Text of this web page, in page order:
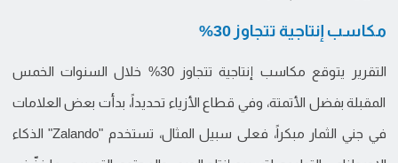
مكاسب إنتاجية تتجاوز 30%
التقرير يتوقع مكاسب إنتاجية تتجاوز 30% خلال السنوات الخمس
المقبلة بفضل الأتمتة، وفي قطاع الأزياء تحديداً، بدأت بعض العلامات
في جني الثمار مبكراً، فعلى سبيل المثال، تستخدم "Zalando" الذكاء